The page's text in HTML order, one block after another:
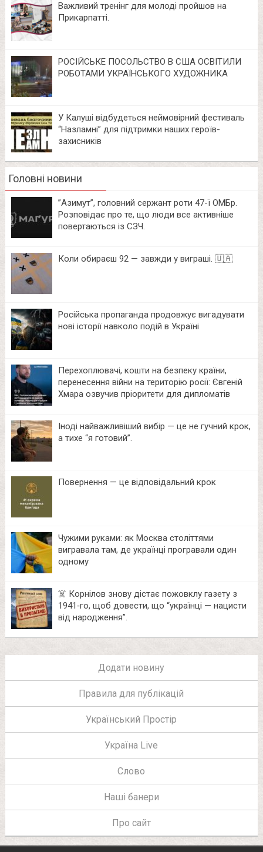
Важливий тренінг для молоді пройшов на
Прикарпатті.
РОСІЙСЬКЕ ПОСОЛЬСТВО В США ОСВІТИЛИ
РОБОТАМИ УКРАЇНСЬКОГО ХУДОЖНИКА
У Калуші відбудеться неймовірний фестиваль
“Назламні” для підтримки наших героїв-
захисників
Головні новини
⁨”Азимут”, головний сержант роти 47-ї ОМБр.
Розповідає про те, що люди все активніше
повертаються із СЗЧ.
Коли обираєш 92 — завжди у виграші. 🇺🇦
Російська пропаганда продовжує вигадувати
нові історії навколо подій в Україні
Перехоплювачі, кошти на безпеку країни,
перенесення війни на територію росії: Євгеній
Хмара озвучив пріоритети для дипломатів
Іноді найважливіший вибір — це не гучний крок,
а тихе “я готовий”.
Повернення — це відповідальний крок
Чужими руками: як Москва століттями
вигравала там, де українці програвали один
одному
☠️ Корнілов знову дістає пожовклу газету з
1941‑го, щоб довести, що “українці — нацисти
від народження”.
Додати новину
Правила для публікацій
Український Простір
Україна Live
Слово
Наші банери
Про сайт